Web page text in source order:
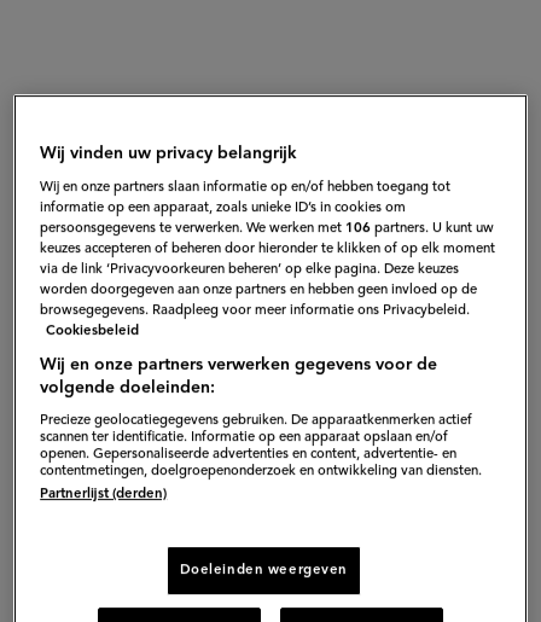
"Ik ben vereerd devrijheidssoep
van 2025(externe
te mogen koken en dat
Ik heb altijd geloofd in de
verbindende kracht van eten. Aan
Wij vinden uw privacy belangrijk
Wij en onze partners slaan informatie op en/of hebben toegang tot
informatie op een apparaat, zoals unieke ID’s in cookies om
persoonsgegevens te verwerken. We werken met 106 partners. U kunt uw
keuzes accepteren of beheren door hieronder te klikken of op elk moment
via de link ‘Privacyvoorkeuren beheren’ op elke pagina. Deze keuzes
worden doorgegeven aan onze partners en hebben geen invloed op de
browsegegevens. Raadpleeg voor meer informatie ons Privacybeleid.
Cookiesbeleid
Wij en onze partners verwerken gegevens voor de
volgende doeleinden:
Precieze geolocatiegegevens gebruiken. De apparaatkenmerken actief
scannen ter identificatie. Informatie op een apparaat opslaan en/of
openen. Gepersonaliseerde advertenties en content, advertentie- en
contentmetingen, doelgroepenonderzoek en ontwikkeling van diensten.
Partnerlijst (derden)
Doeleinden weergeven